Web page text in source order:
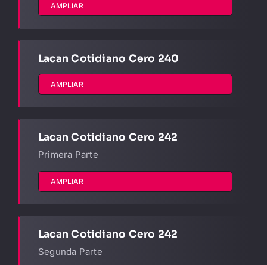
AMPLIAR
Lacan Cotidiano Cero 240
AMPLIAR
Lacan Cotidiano Cero 242
Primera Parte
AMPLIAR
Lacan Cotidiano Cero 242
Segunda Parte